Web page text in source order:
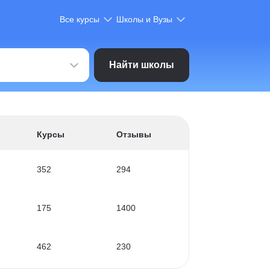
Все курсы Школы и Вузы
Найти школы
Курсы Отзывы
352 294
175 1400
462 230